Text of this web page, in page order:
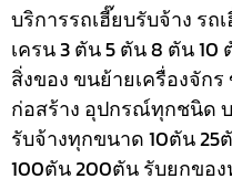
บริการรถเฮี๊ยบรับจ้าง รถ
เครน 3 ตัน 5 ตัน 8 ตัน
สิ่งของ ขนย้ายเครื่องจัก
ก่อสร้าง อุปกรณ์ทุกชนิด
รับจ้างทุกขนาด 10ตัน
100ตัน 200ตัน รับยกขอ